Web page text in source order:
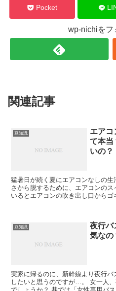
Pocket
wp-nichiをフ
関連記事
豆知識
エアコ
て本当
いの？
猛暑日が続く夏にエアコンなしの生活は
さから脱するために、エアコンのスイッチをON
いるとエアコンの吹き出し口からゴキブリが・
豆知識
夜行バ
気なの
実家に帰るのに、新幹線より夜行バス
したいと思うのですが…。 女一人、夜行バスに乗っても大丈夫なの